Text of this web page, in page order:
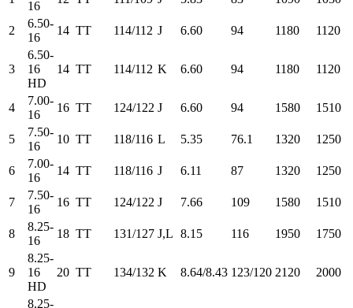
16
2
6.50-
16
14 TT 114/112 J 6.60 94 1180 1120
3
6.50-
16
HD
14 TT 114/112 K 6.60 94 1180 1120
4
7.00-
16
16 TT 124/122 J 6.60 94 1580 1510
5
7.50-
16
10 TT 118/116 L 5.35 76.1 1320 1250
6
7.00-
16
14 TT 118/116 J 6.11 87 1320 1250
7
7.50-
16
16 TT 124/122 J 7.66 109 1580 1510
8
8.25-
16
18 TT 131/127 J,L 8.15 116 1950 1750
9
8.25-
16
HD
20 TT 134/132 K 8.64/8.43 123/120 2120 2000
8.25-